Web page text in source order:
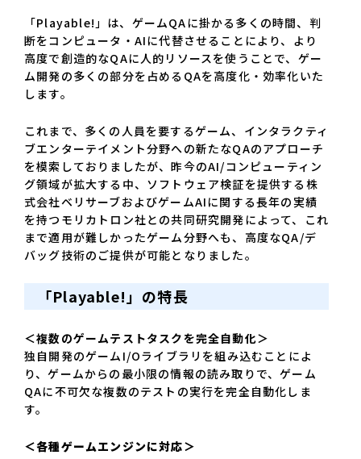
「Playable!」は、ゲームQAに掛かる多くの時間、判
断をコンピュータ・AIに代替させることにより、より
高度で創造的なQAに人的リソースを使うことで、ゲー
ム開発の多くの部分を占めるQAを高度化・効率化いた
します。
これまで、多くの人員を要するゲーム、インタラクティ
ブエンターテイメント分野への新たなQAのアプローチ
を模索しておりましたが、昨今のAI/コンピューティン
グ領域が拡大する中、ソフトウェア検証を提供する株
式会社ベリサーブおよびゲームAIに関する長年の実績
を持つモリカトロン社との共同研究開発によって、これ
まで適用が難しかったゲーム分野へも、高度なQA/デ
バッグ技術のご提供が可能となりました。
「Playable!」の特長
＜複数のゲームテストタスクを完全自動化＞
独自開発のゲームI/Oライブラリを組み込むことによ
り、ゲームからの最小限の情報の読み取りで、ゲーム
QAに不可欠な複数のテストの実行を完全自動化しま
す。
＜各種ゲームエンジンに対応＞